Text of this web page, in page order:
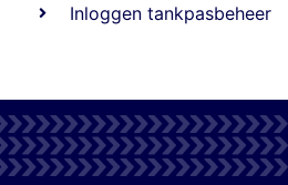
Inloggen tankpasbeheer